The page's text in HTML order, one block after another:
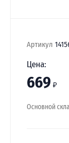
Артикул
Цена:
669 ₽
Основной